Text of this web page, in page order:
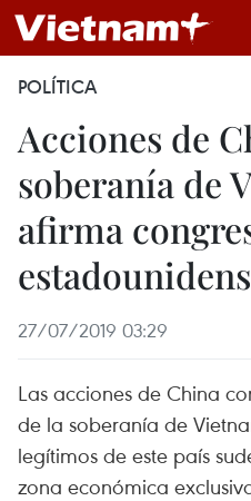
POLÍTICA
Acciones de
soberanía de
afirma
27/07/2019 03:29
Las acciones de China
de la soberanía de
legítimos de este país
zona económica